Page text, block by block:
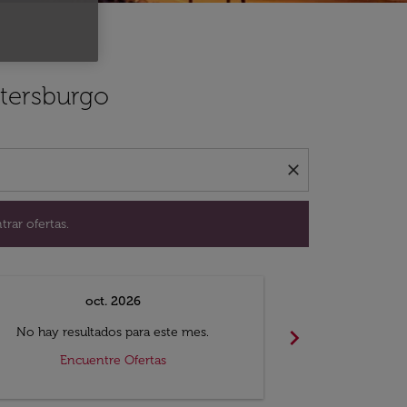
close
ofertas.
para encontrar ofertas.
oct. 2026
No hay resultados para este mes.
Encuentre Ofertas
chevron_right